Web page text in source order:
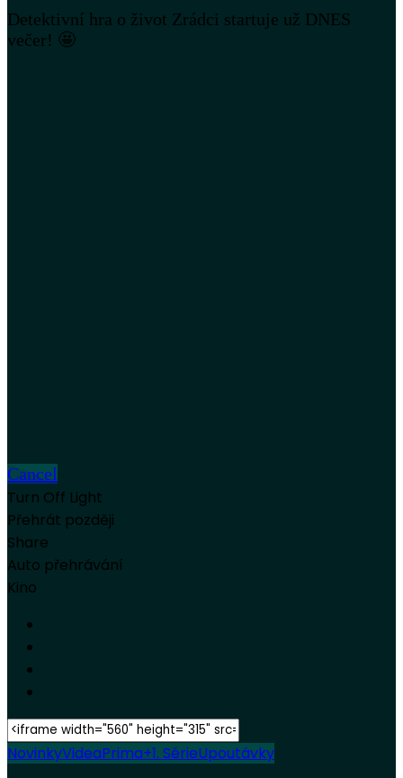
Detektivní hra o život Zrádci startuje už DNES
večer! 🤩
Cancel
Turn Off Light
Přehrát později
Share
Auto přehrávání
Kino
NovinkyVideaPrima+1. SérieUpoutávky